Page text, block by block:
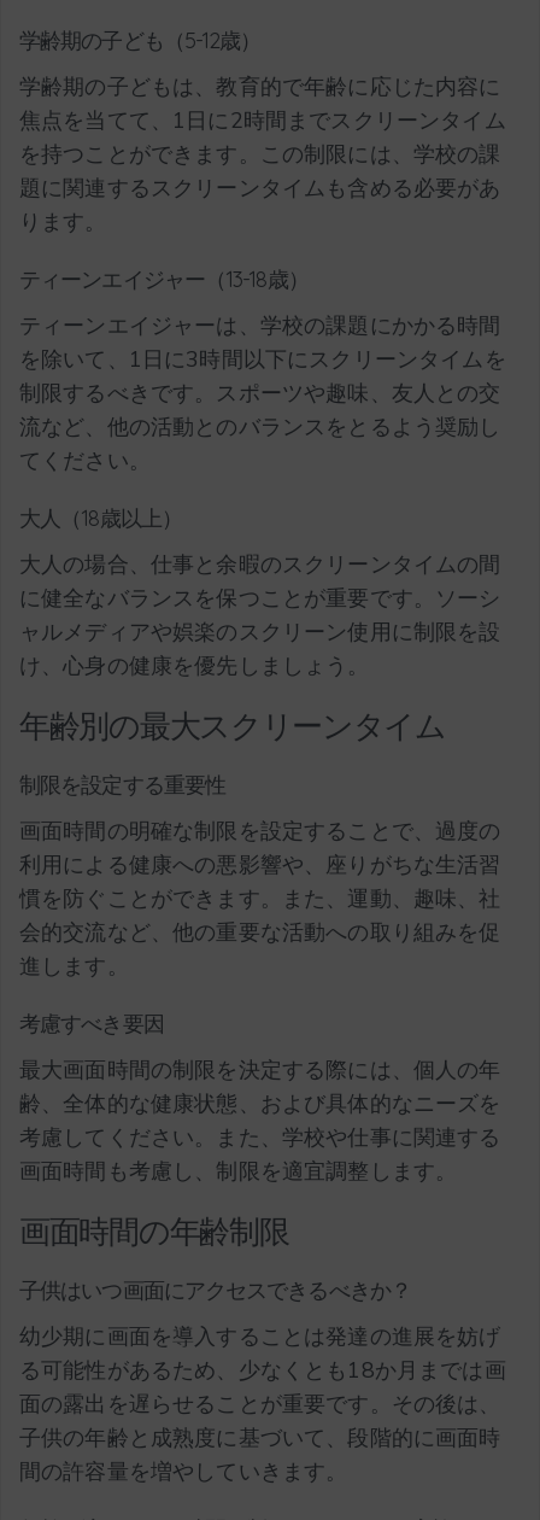
学齢期の子ども（5-12歳）
学齢期の子どもは、教育的で年齢に応じた内容に
焦点を当てて、1日に2時間までスクリーンタイム
を持つことができます。この制限には、学校の課
題に関連するスクリーンタイムも含める必要があ
ります。
ティーンエイジャー（13-18歳）
ティーンエイジャーは、学校の課題にかかる時間
を除いて、1日に3時間以下にスクリーンタイムを
制限するべきです。スポーツや趣味、友人との交
流など、他の活動とのバランスをとるよう奨励し
てください。
大人（18歳以上）
大人の場合、仕事と余暇のスクリーンタイムの間
に健全なバランスを保つことが重要です。ソーシ
ャルメディアや娯楽のスクリーン使用に制限を設
け、心身の健康を優先しましょう。
年齢別の最大スクリーンタイム
制限を設定する重要性
画面時間の明確な制限を設定することで、過度の
利用による健康への悪影響や、座りがちな生活習
慣を防ぐことができます。また、運動、趣味、社
会的交流など、他の重要な活動への取り組みを促
進します。
考慮すべき要因
最大画面時間の制限を決定する際には、個人の年
齢、全体的な健康状態、および具体的なニーズを
考慮してください。また、学校や仕事に関連する
画面時間も考慮し、制限を適宜調整します。
画面時間の年齢制限
子供はいつ画面にアクセスできるべきか？
幼少期に画面を導入することは発達の進展を妨げ
る可能性があるため、少なくとも18か月までは画
面の露出を遅らせることが重要です。その後は、
子供の年齢と成熟度に基づいて、段階的に画面時
間の許容量を増やしていきます。